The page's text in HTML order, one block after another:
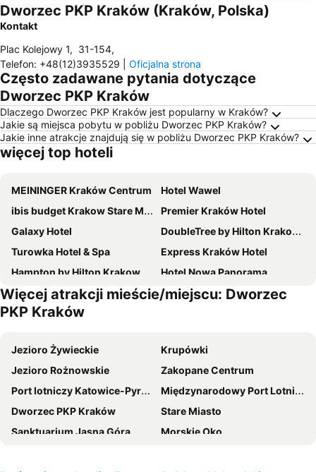
Dworzec PKP Kraków (Kraków, Polska)
Kontakt
Plac Kolejowy 1, 31-154,
Telefon: +48(12)3935529 Oficjalna strona
Często zadawane pytania dotyczące
Dworzec PKP Kraków
Dlaczego Dworzec PKP Kraków jest popularny w Kraków?
Jakie są miejsca pobytu w pobliżu Dworzec PKP Kraków?
Jakie inne atrakcje znajdują się w pobliżu Dworzec PKP Kraków?
więcej top hoteli
MEININGER Kraków Centrum
Hotel Wawel
ibis budget Krakow Stare Miasto
Premier Kraków Hotel
Galaxy Hotel
DoubleTree by Hilton Krakow Hotel & Convention Center
Turowka Hotel & Spa
Express Kraków Hotel
Hampton by Hilton Krakow
Hotel Nowa Panorama
Hotel Swing
Novotel Krakow City West
Metropolo Krakow by Golden Tulip
Campanile Krakow
B&B HOTEL Kraków Centrum
Ibis Styles Krakow Centrum
Qubus Hotel Kraków
Radisson Blu Hotel, Krakow
ibis Krakow Centrum
Hotel Felix
Hotel Conrad
Novotel Krakow Centrum
Hotel Lenart
Więcej atrakcji mieście/miejscu: Dworzec
PKP Kraków
Jezioro Żywieckie
Krupówki
Jezioro Rożnowskie
Zakopane Centrum
Port lotniczy Katowice-Pyrzowice
Międzynarodowy Port Lotniczy im Jana Pawła II
Dworzec PKP Kraków
Stare Miasto
Sanktuarium Jasna Góra
Morskie Oko